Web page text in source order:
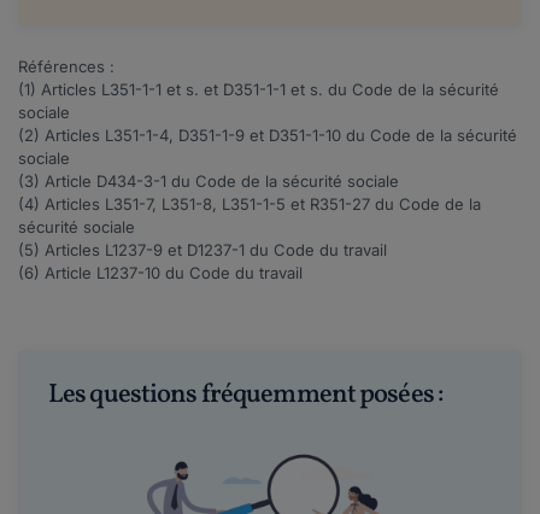
Références :
(1) Articles L351-1-1 et s. et D351-1-1 et s. du Code de la sécurité
sociale
(2) Articles L351-1-4, D351-1-9 et D351-1-10 du Code de la sécurité
sociale
(3) Article D434-3-1 du Code de la sécurité sociale
(4) Articles L351-7, L351-8, L351-1-5 et R351-27 du Code de la
sécurité sociale
(5) Articles L1237-9 et D1237-1 du Code du travail
(6) Article L1237-10 du Code du travail
Les questions fréquemment posées :